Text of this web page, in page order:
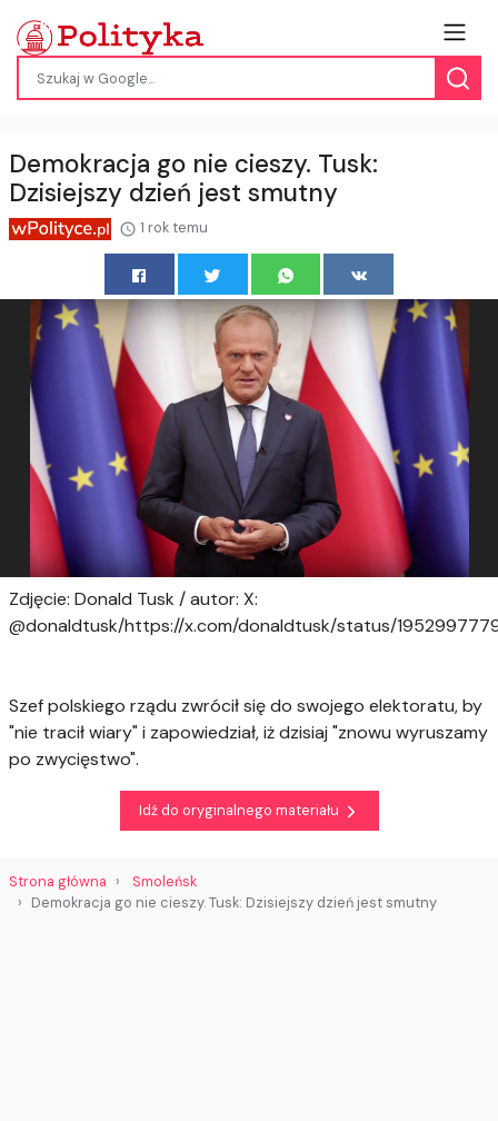
Demokracja go nie cieszy. Tusk:
Dzisiejszy dzień jest smutny
1 rok temu
Zdjęcie: Donald Tusk / autor: X:
@donaldtusk/https://x.com/donaldtusk/status/
Szef polskiego rządu zwrócił się do swojego elektoratu, by
"nie tracił wiary" i zapowiedział, iż dzisiaj "znowu wyruszamy
po zwycięstwo".
Idź do oryginalnego materiału
Strona główna
Smoleńsk
Demokracja go nie cieszy. Tusk: Dzisiejszy dzień jest smutny